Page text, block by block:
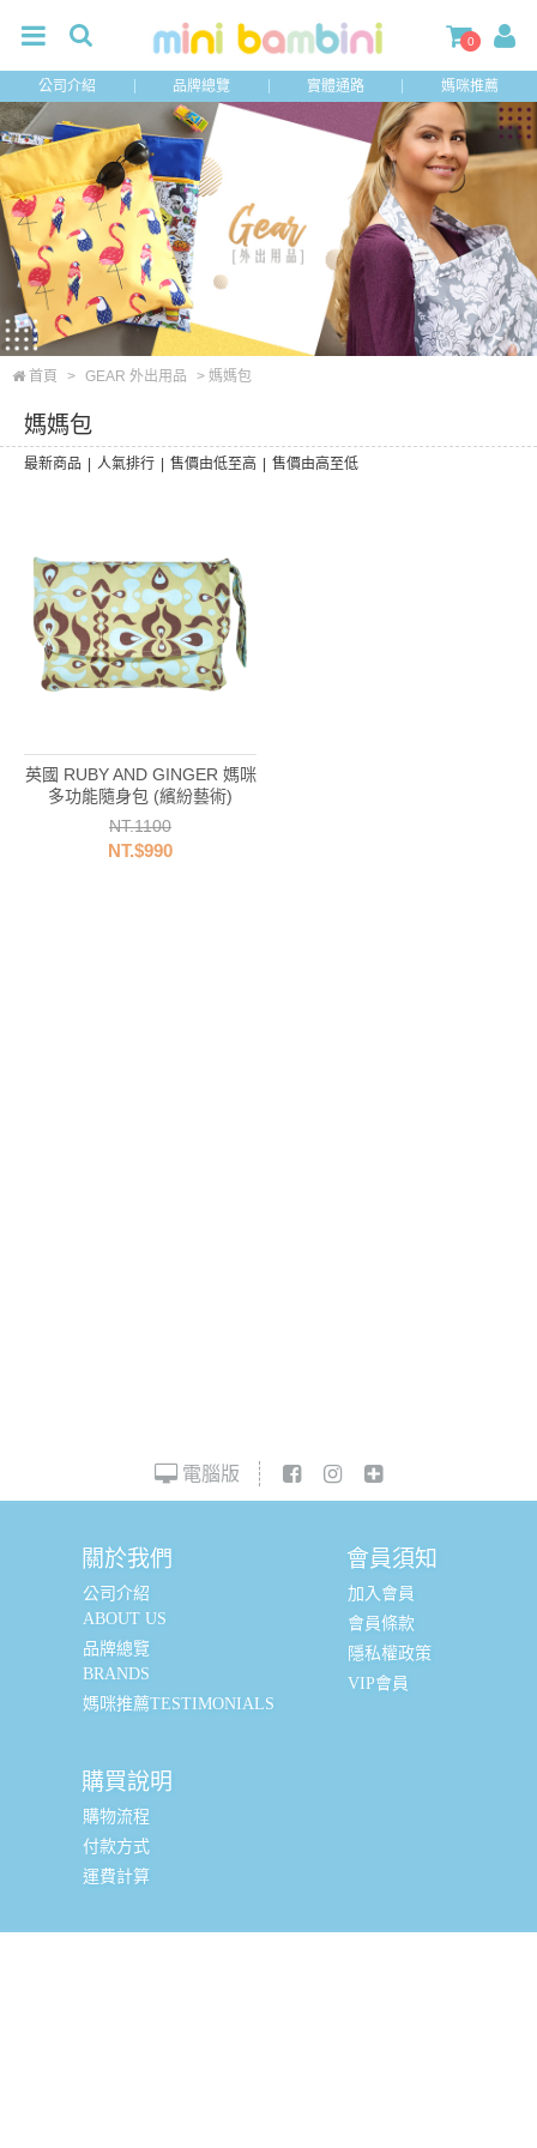
0
公司介紹 品牌總覽 實體通路 媽咪推薦
首頁 > GEAR 外出用品 > 媽媽包
媽媽包
最新商品 人氣排行 售價由低至高 售價由高至低
英國 RUBY AND GINGER 媽咪
多功能隨身包 (繽紛藝術)
NT.1100
NT.$990
電腦版
關於我們
公司介紹
ABOUT US
品牌總覽
BRANDS
媽咪推薦TESTIMONIALS
會員須知
加入會員
會員條款
隱私權政策
VIP會員
購買說明
購物流程
付款方式
運費計算